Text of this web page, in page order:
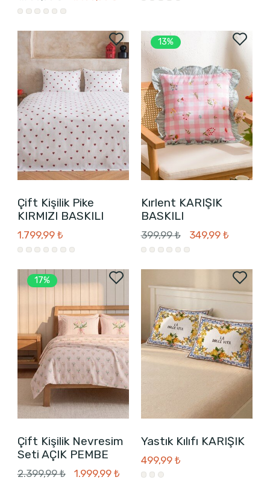
Çift Kişilik Pike
KIRMIZI BASKILI
1.799,99 ₺
13%
Kırlent KARIŞIK
BASKILI
399,99 ₺ 349,99 ₺
17%
Çift Kişilik Nevresim
Seti AÇIK PEMBE
2.399,99 ₺ 1.999,99 ₺
Yastık Kılıfı KARIŞIK
499,99 ₺